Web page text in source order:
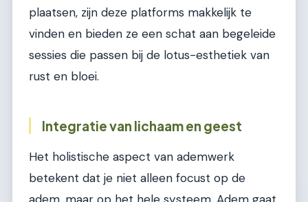
plaatsen, zijn deze platforms makkelijk te
vinden en bieden ze een schat aan begeleide
sessies die passen bij de lotus-esthetiek van
rust en bloei.
Integratie van lichaam en geest
Het holistische aspect van ademwerk
betekent dat je niet alleen focust op de